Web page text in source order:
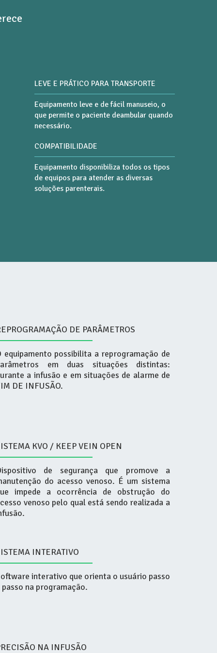
LEVE E PRÁTICO PARA TRANSPORTE
Equipamento leve e de fácil manuseio, o
que permite o paciente deambular quando
necessário.
COMPATIBILIDADE
Equipamento disponibiliza todos os tipos
de equipos para atender as diversas
soluções parenterais.
DE PARÂMETROS
equipamento possibilita a reprogramação de
em duas situações distintas:
a infusão e em situações de alarme de
DE INFUSÃO.
KVO / KEEP VEIN OPEN
de segurança que promove a
do acesso venoso. É um sistema
impede a ocorrência de obstrução do
venoso pelo qual está sendo realizada a
INTERATIVO
interativo que orienta o usuário passo
passo na programação.
NA INFUSÃO